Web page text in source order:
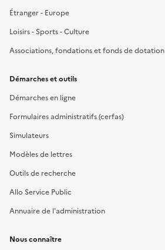
Étranger - Europe
Loisirs - Sports - Culture
Associations, fondations et fonds de dotation
Démarches et outils
Démarches en ligne
Formulaires administratifs (cerfas)
Simulateurs
Modèles de lettres
Outils de recherche
Allo Service Public
Annuaire de l'administration
Nous connaître